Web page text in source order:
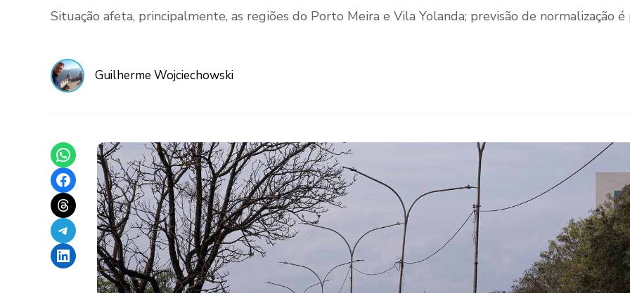
Situação afeta, principalmente, as regiões do Porto Meira e Vila Yolanda; previsão de normalização
Guilherme Wojciechowski
Share on WhatsApp
Share on Facebook
Share on Threads
Share on Telegram
Share on LinkedIn